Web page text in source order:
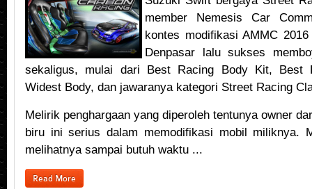
member Nemesis Car
kontes modifikasi AMMC
Denpasar lalu sukses
sekaligus, mulai dari Best Racing Body Kit, Best
Widest Body, dan jawaranya kategori Street Racing
Melirik penghargaan yang diperoleh tentunya owner
biru ini serius dalam memodifikasi mobil miliknya.
melihatnya sampai butuh waktu ...
Read More